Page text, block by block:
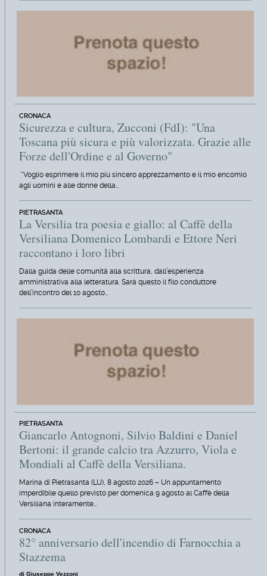
CRONACA
Sicurezza e cultura, Zucconi (FdI): "Una
Toscana più sicura e più valorizzata. Grazie alle
Forze dell'Ordine e al Governo"
"Voglio esprimere il mio più sincero apprezzamento e il mio encomio
agli uomini e alle donne della…
PIETRASANTA
La Versilia tra poesia e giallo: al Caffè della
Versiliana Domenico Lombardi e Ettore Neri
raccontano i loro libri
Dalla guida delle comunità alla scrittura, dall’esperienza
amministrativa alla letteratura. Sarà questo il filo conduttore
dell’incontro del 10 agosto…
PIETRASANTA
Giancarlo Antognoni, Silvio Baldini e Daniel
Bertoni: il grande calcio tra Azzurro, Viola e
Mondiali al Caffè della Versiliana.
Marina di Pietrasanta (LU), 8 agosto 2026 – Un appuntamento
imperdibile quello previsto per domenica 9 agosto al Caffè della
Versiliana interamente…
CRONACA
82° anniversario dell'incendio di Farnocchia a
Stazzema
di Giuseppe Vezzoni